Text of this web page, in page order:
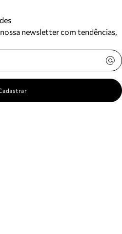
newsletter com tendências,